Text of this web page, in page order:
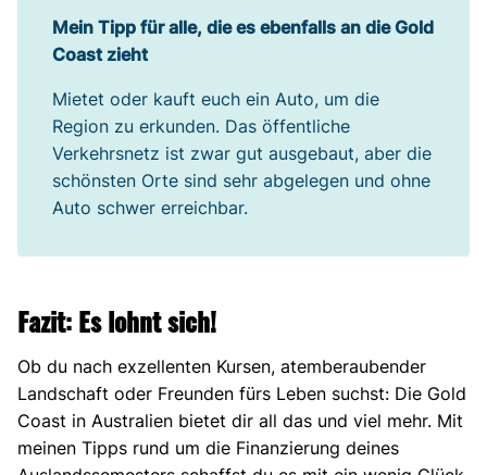
Mein Tipp für alle, die es ebenfalls an die Gold
Coast zieht
Mietet oder kauft euch ein Auto, um die
Region zu erkunden. Das öffentliche
Verkehrsnetz ist zwar gut ausgebaut, aber die
schönsten Orte sind sehr abgelegen und ohne
Auto schwer erreichbar.
Fazit:Es lohnt sich!
Ob du nach exzellenten Kursen, atemberaubender
Landschaft oder Freunden fürs Leben suchst: Die Gold
Coast in Australien bietet dir all das und viel mehr. Mit
meinen Tipps rund um die Finanzierung deines